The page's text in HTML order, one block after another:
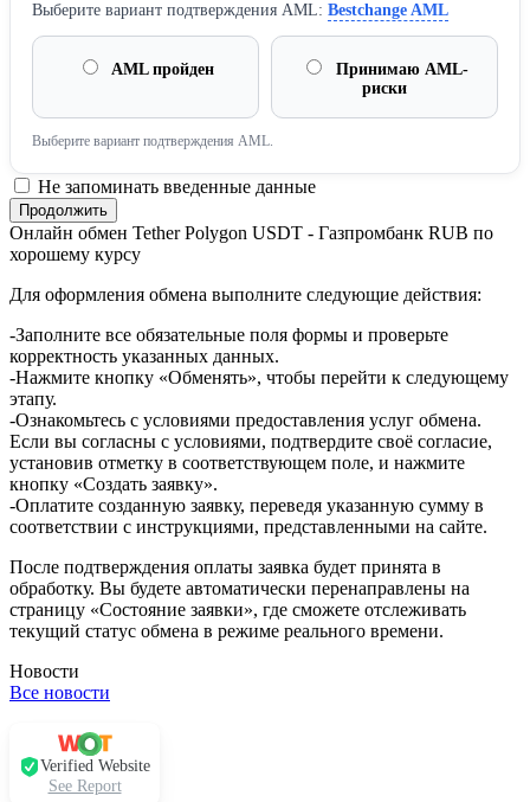
Выберите вариант подтверждения AML: Bestchange AML
AML пройден
Принимаю AML-
риски
Выберите вариант подтверждения AML.
Не запоминать введенные данные
Онлайн обмен Tether Polygon USDT - Газпромбанк RUB по
хорошему курсу
Для оформления обмена выполните следующие действия:
-Заполните все обязательные поля формы и проверьте
корректность указанных данных.
-Нажмите кнопку «Обменять», чтобы перейти к следующему
этапу.
-Ознакомьтесь с условиями предоставления услуг обмена.
Если вы согласны с условиями, подтвердите своё согласие,
установив отметку в соответствующем поле, и нажмите
кнопку «Создать заявку».
-Оплатите созданную заявку, переведя указанную сумму в
соответствии с инструкциями, представленными на сайте.
После подтверждения оплаты заявка будет принята в
обработку. Вы будете автоматически перенаправлены на
страницу «Состояние заявки», где сможете отслеживать
текущий статус обмена в режиме реального времени.
Новости
Все новости
Verified Website
See Report